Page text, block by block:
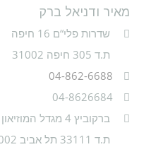
מאיר ודניאל ברק
שדרות פלי“ם 16 חיפה
ת.ד 305 חיפה 31002
04-862-6688
04-8626684
ברקוביץ 4 מגדל המוזיאון תל אביב
ת.ד 33111 תל אביב 6133002